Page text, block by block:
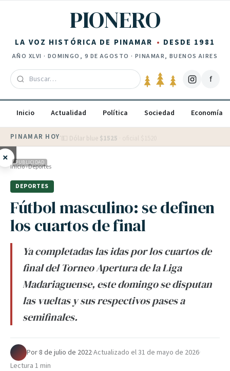
PIONERO
LA VOZ HISTÓRICA DE PINAMAR DESDE 1981
AÑO XLVI · DOMINGO, 9 DE AGOSTO · PINAMAR, BUENOS AIRES
f
Inicio Actualidad Política Sociedad Economía
PINAMAR HOY· 💵 Dólar blue $1525
× PUBLICIDAD
Inicio›Deportes
DEPORTES
Fútbol masculino: se definen
los cuartos de final
Ya completadas las idas por los cuartos de
final del Torneo Apertura de la Liga
Madariaguense, este domingo se disputan
las vueltas y sus respectivos pases a
semifinales.
Por·8 de julio de 2022·Actualizado el31 de mayo de 2026·
Lectura 1 min